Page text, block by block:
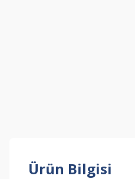
Ürün Bilgisi